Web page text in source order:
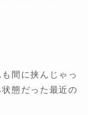
間に挟んじゃっ
態だった最近の